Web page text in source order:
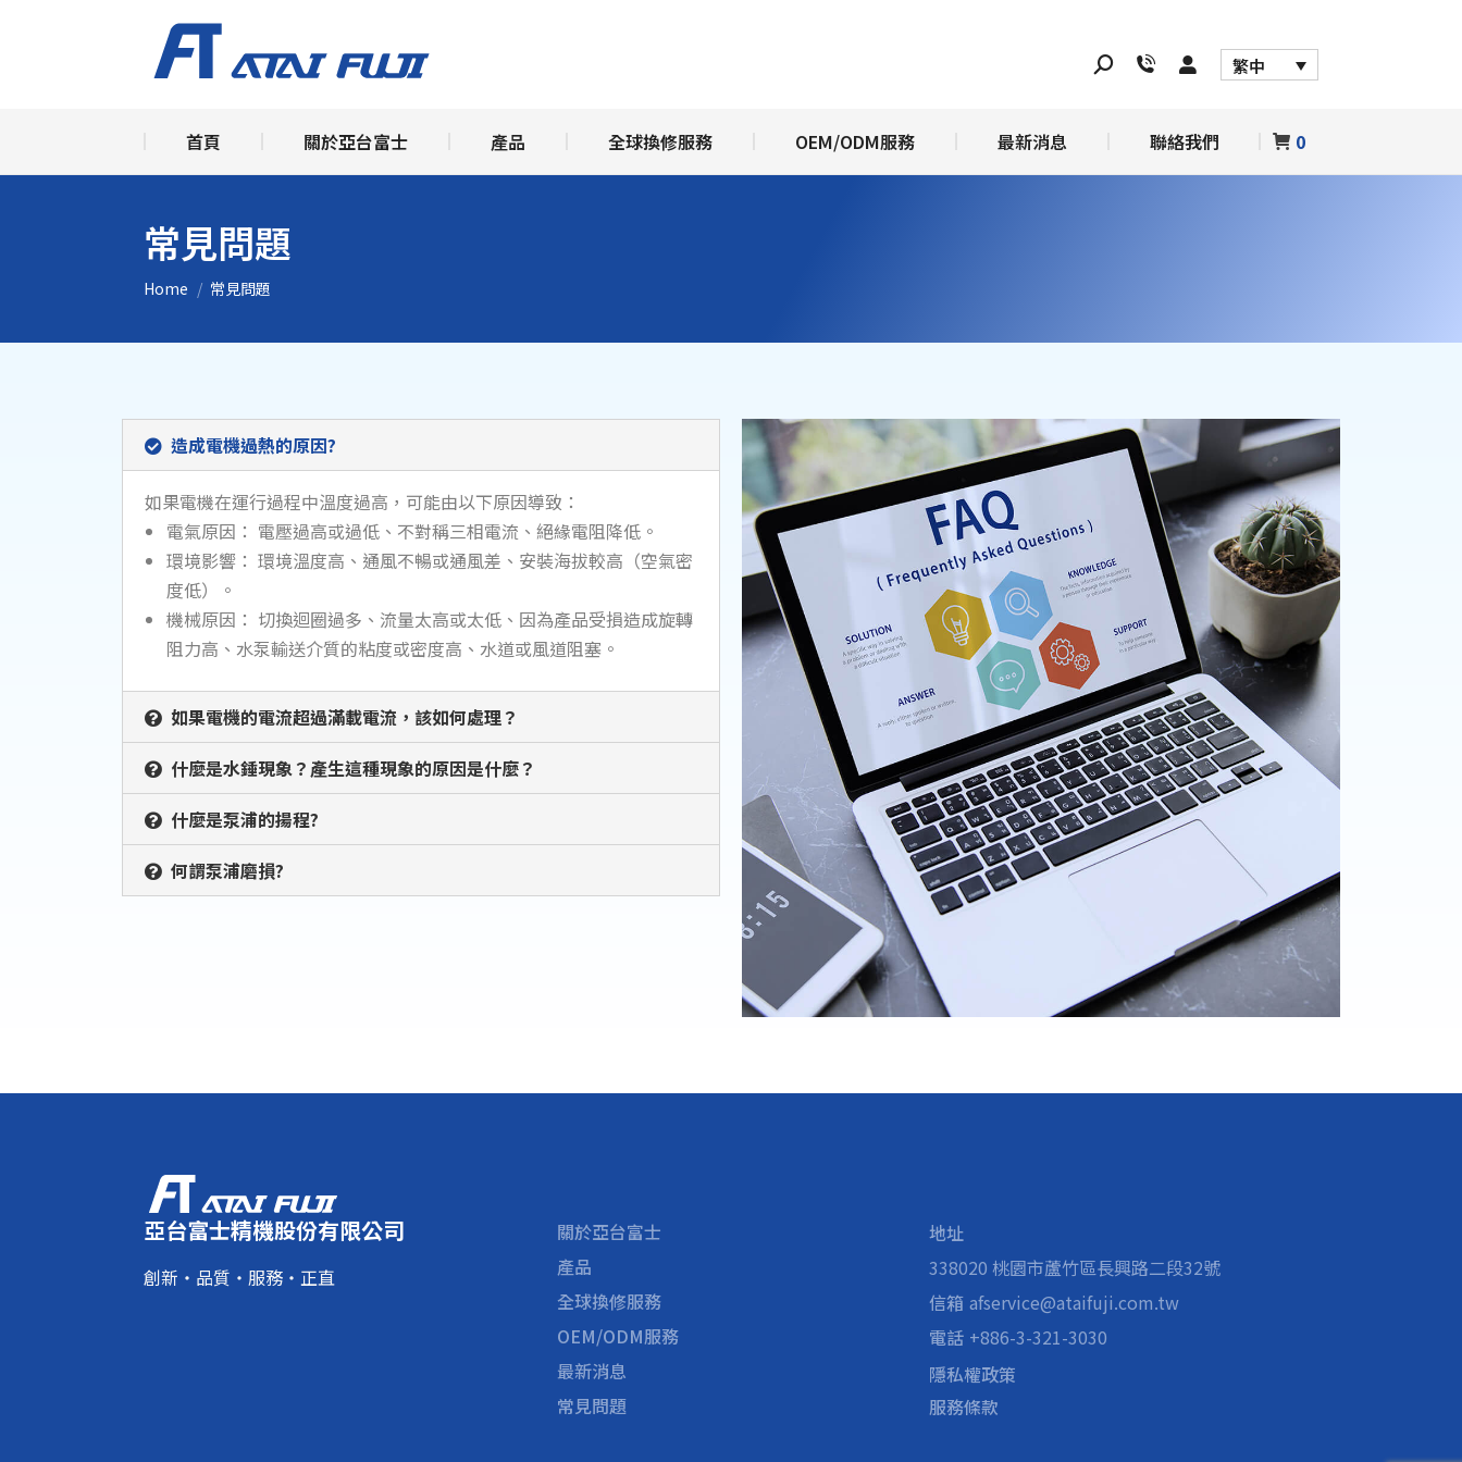
繁中
首頁 關於亞台富士 產品 全球換修服務 OEM/ODM服務 最新消息 聯絡我們 0
常見問題
You are here:
Home 常見問題
造成電機過熱的原因?
如果電機在運行過程中溫度過高，可能由以下原因導致：
電氣原因： 電壓過高或過低、不對稱三相電流、絕緣電阻降低。
環境影響： 環境溫度高、通風不暢或通風差、安裝海拔較高（空氣密
度低）。
機械原因： 切換迴圈過多、流量太高或太低、因為產品受損造成旋轉
阻力高、水泵輸送介質的粘度或密度高、水道或風道阻塞。
如果電機的電流超過滿載電流，該如何處理？
什麼是水錘現象？產生這種現象的原因是什麼？
什麼是泵浦的揚程?
何謂泵浦磨損?
亞台富士精機股份有限公司
創新・品質・服務・正直
關於亞台富士
產品
全球換修服務
OEM/ODM服務
最新消息
常見問題
地址
338020 桃園市蘆竹區長興路二段32號
信箱 afservice@ataifuji.com.tw
電話 +886-3-321-3030
隱私權政策
服務條款